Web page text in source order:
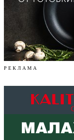
Р Е К Л А М А